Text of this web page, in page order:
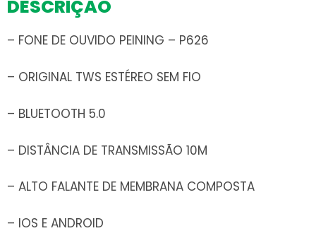
DESCRIÇÃO
– FONE DE OUVIDO PEINING – P626
– ORIGINAL TWS ESTÉREO SEM FIO
– BLUETOOTH 5.0
– DISTÂNCIA DE TRANSMISSÃO 10M
– ALTO FALANTE DE MEMBRANA COMPOSTA
– IOS E ANDROID